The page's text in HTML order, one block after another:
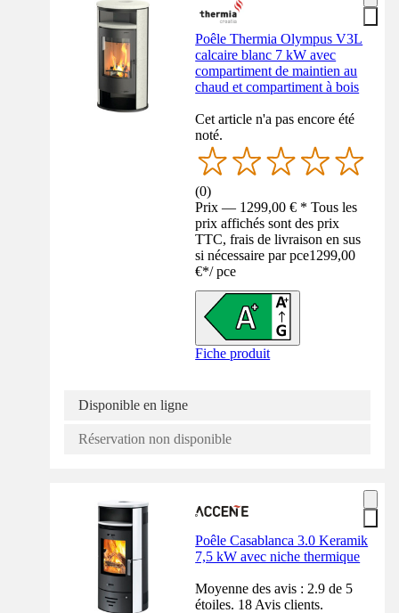
Poêle Thermia Olympus V3L
calcaire blanc 7 kW avec
compartiment de maintien au
chaud et compartiment à bois
Cet article n'a pas encore été
noté.
(0)
Prix — 1299,00 € * Tous les
prix affichés sont des prix
TTC, frais de livraison en sus
si nécessaire par pce1299,00
€*/ pce
Fiche produit
Disponible en ligne
Réservation non disponible
Poêle Casablanca 3.0 Keramik
7,5 kW avec niche thermique
Moyenne des avis : 2.9 de 5
étoiles. 18 Avis clients.